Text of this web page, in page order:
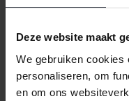
Deze website maakt
We gebruiken cookies
personaliseren, om
en om ons
Diva - Keltum